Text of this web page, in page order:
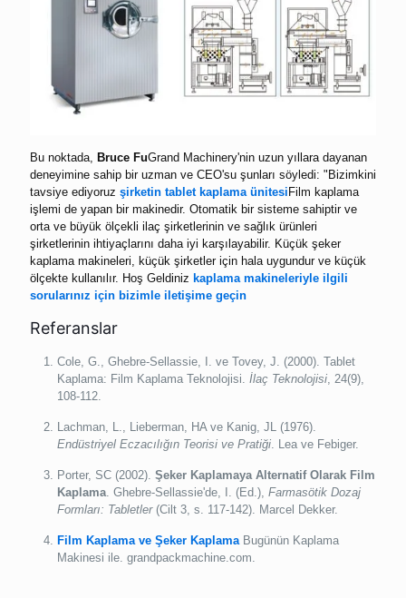
Bu noktada, Bruce FuGrand Machinery'nin uzun yıllara dayanan
deneyimine sahip bir uzman ve CEO'su şunları söyledi: "Bizimkini
tavsiye ediyoruz şirketin tablet kaplama ünitesi Film kaplama
işlemi de yapan bir makinedir. Otomatik bir sisteme sahiptir ve
orta ve büyük ölçekli ilaç şirketlerinin ve sağlık ürünleri
şirketlerinin ihtiyaçlarını daha iyi karşılayabilir. Küçük şeker
kaplama makineleri, küçük şirketler için hala uygundur ve küçük
ölçekte kullanılır. Hoş Geldiniz kaplama makineleriyle ilgili
sorularınız için bizimle iletişime geçin
Referanslar
Cole, G., Ghebre-Sellassie, I. ve Tovey, J. (2000). Tablet
Kaplama: Film Kaplama Teknolojisi. İlaç Teknolojisi, 24(9),
108-112.
Lachman, L., Lieberman, HA ve Kanig, JL (1976).
Endüstriyel Eczacılığın Teorisi ve Pratiği. Lea ve Febiger.
Porter, SC (2002). Şeker Kaplamaya Alternatif Olarak Film
Kaplama. Ghebre-Sellassie'de, I. (Ed.), Farmasötik Dozaj
Formları: Tabletler(Cilt 3, s. 117-142). Marcel Dekker.
Film Kaplama ve Şeker KaplamaBugünün Kaplama
Makinesi ile. grandpackmachine.com.